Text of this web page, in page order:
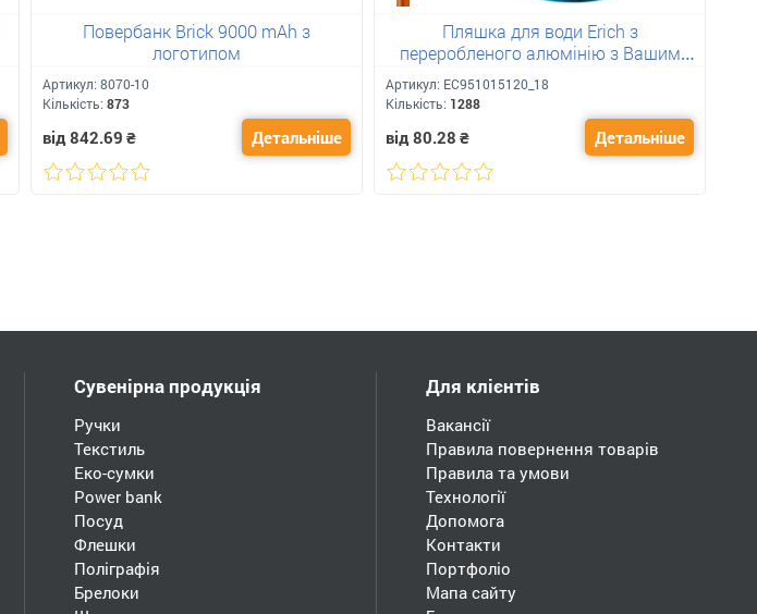
Повербанк Brick 9000 mAh з
логотипом
Артикул: 8070-10
Кількість: 873
від 842.69 ₴ Детальніше
Пляшка для води Erich з
переробленого алюмінію з Вашим
лого 400 мл
Артикул: ЕС951015120_18
Кількість: 1288
від 80.28 ₴ Детальніше
Сувенірна продукція
Ручки
Текстиль
Еко-сумки
Power bank
Посуд
Флешки
Поліграфія
Брелоки
Для клієнтів
Вакансії
Правила повернення товарів
Правила та умови
Технології
Допомога
Контакти
Портфоліо
Мапа сайту